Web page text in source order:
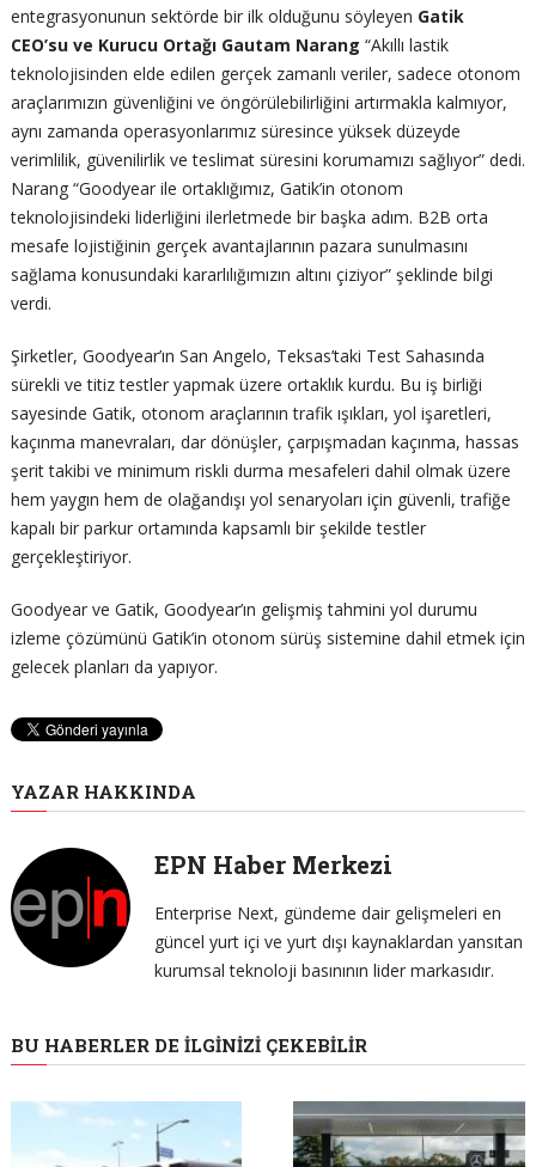
entegrasyonunun sektörde bir ilk olduğunu söyleyen Gatik
CEO’su ve Kurucu Ortağı Gautam Narang “Akıllı lastik
teknolojisinden elde edilen gerçek zamanlı veriler, sadece otonom
araçlarımızın güvenliğini ve öngörülebilirliğini artırmakla kalmıyor,
aynı zamanda operasyonlarımız süresince yüksek düzeyde
verimlilik, güvenilirlik ve teslimat süresini korumamızı sağlıyor” dedi.
Narang “Goodyear ile ortaklığımız, Gatik’in otonom
teknolojisindeki liderliğini ilerletmede bir başka adım. B2B orta
mesafe lojistiğinin gerçek avantajlarının pazara sunulmasını
sağlama konusundaki kararlılığımızın altını çiziyor” şeklinde bilgi
verdi.
Şirketler, Goodyear’ın San Angelo, Teksas’taki Test Sahasında
sürekli ve titiz testler yapmak üzere ortaklık kurdu. Bu iş birliği
sayesinde Gatik, otonom araçlarının trafik ışıkları, yol işaretleri,
kaçınma manevraları, dar dönüşler, çarpışmadan kaçınma, hassas
şerit takibi ve minimum riskli durma mesafeleri dahil olmak üzere
hem yaygın hem de olağandışı yol senaryoları için güvenli, trafiğe
kapalı bir parkur ortamında kapsamlı bir şekilde testler
gerçekleştiriyor.
Goodyear ve Gatik, Goodyear’ın gelişmiş tahmini yol durumu
izleme çözümünü Gatik’in otonom sürüş sistemine dahil etmek için
gelecek planları da yapıyor.
YAZAR HAKKINDA
EPN Haber Merkezi
Enterprise Next, gündeme dair gelişmeleri en
güncel yurt içi ve yurt dışı kaynaklardan yansıtan
kurumsal teknoloji basınının lider markasıdır.
BU HABERLER DE İLGINIZI ÇEKEBILIR